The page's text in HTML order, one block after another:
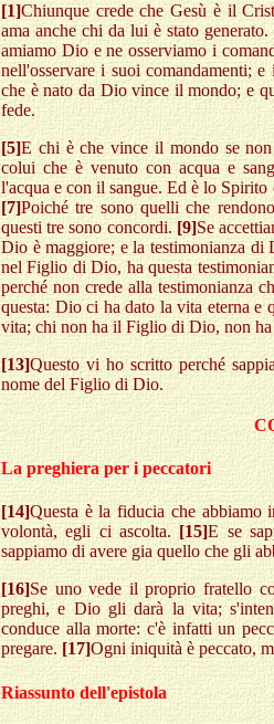
[1]Chiunque crede che Gesù è il
ama anche chi da lui è stato generato.
amiamo Dio e ne osserviamo i
nell'osservare i suoi comandamenti;
che è nato da Dio vince il mondo; e
fede.
[5]E chi è che vince il mondo se
colui che è venuto con acqua e
l'acqua e con il sangue. Ed è lo
[7]Poiché tre sono quelli che
questi tre sono concordi.[9]Se
Dio è maggiore; e la testimonianza
nel Figlio di Dio, ha questa
perché non crede alla testimonianza
questa: Dio ci ha dato la vita eterna e
vita; chi non ha il Figlio di Dio, non
[13]Questo vi ho scritto perché
nome del Figlio di Dio.
La preghiera per i peccatori
[14]Questa è la fiducia che abbiamo
volontà, egli ci ascolta.[15]E se
sappiamo di avere gia quello che gli
[16]Se uno vede il proprio fratello
preghi, e Dio gli darà la vita;
conduce alla morte: c'è infatti un
pregare. [17]Ogni iniquità è peccato,
Riassunto dell'epistola